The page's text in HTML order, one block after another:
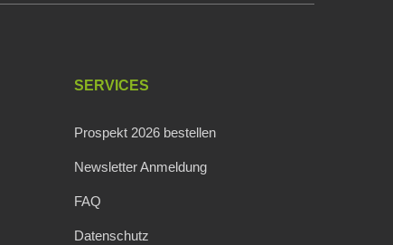
SERVICES
Prospekt 2026 bestellen
Newsletter Anmeldung
FAQ
Datenschutz